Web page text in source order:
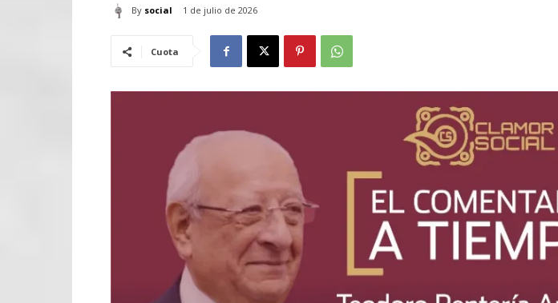
By social 1 de julio de 2026
Cuota